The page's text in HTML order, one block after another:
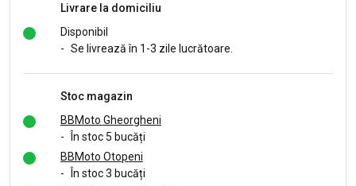
Livrare la domiciliu
Disponibil
- Se livrează în 1-3 zile lucrătoare.
Stoc magazin
BBMoto Gheorgheni
-
În stoc 5 bucăți
BBMoto Otopeni
-
În stoc 3 bucăți